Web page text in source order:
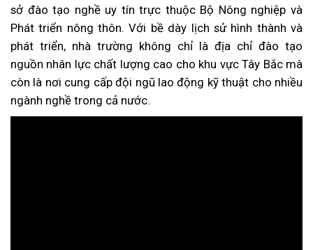
sở đào tạo nghề uy tín trực thuộc Bộ Nông nghiệp và
Phát triển nông thôn. Với bề dày lịch sử hình thành và
phát triển, nhà trường không chỉ là địa chỉ đào tạo
nguồn nhân lực chất lượng cao cho khu vực Tây Bắc mà
còn là nơi cung cấp đội ngũ lao động kỹ thuật cho nhiều
ngành nghề trong cả nước.